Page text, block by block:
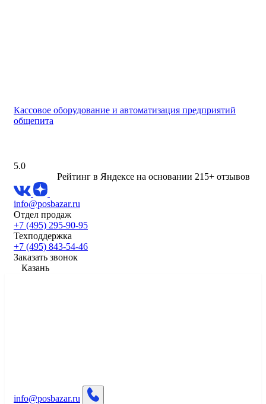
Кассовое оборудование и автоматизация предприятий
общепита
5.0
Рейтинг в Яндексе на основании 215+ отзывов
info@posbazar.ru
Отдел продаж
+7 (495) 295-90-95
Техподдержка
+7 (495) 843-54-46
Заказать звонок
Казань
info@posbazar.ru